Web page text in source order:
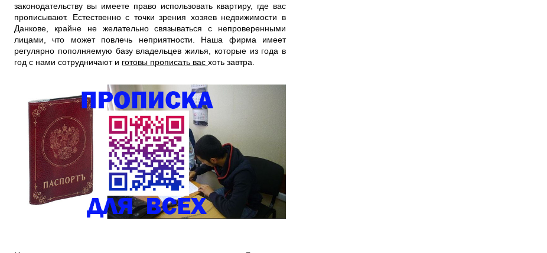
законодательству вы имеете право использовать квартиру, где вас
прописывают. Естественно с точки зрения хозяев недвижимости в
Данкове, крайне не желательно связываться с непроверенными
лицами, что может повлечь неприятности. Наша фирма имеет
регулярно пополняемую базу владельцев жилья, которые из года в
год с нами сотрудничают и готовы прописать вас хоть завтра.